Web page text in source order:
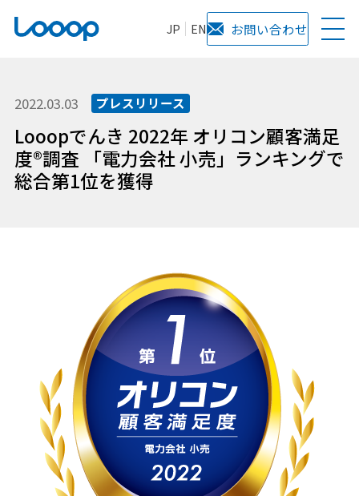
JP EN お問い合わせ
2022.03.03 プレスリリース
Looopでんき 2022年 オリコン顧客満足
度®調査 「電力会社 小売」ランキングで
総合第1位を獲得